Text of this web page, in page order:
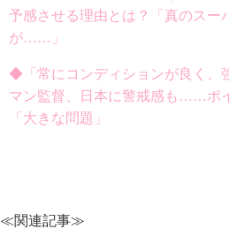
予感させる理由とは？「真のスー
が……」
◆「常にコンディションが良く、
マン監督、日本に警戒感も……ポ
「大きな問題」
≪関連記事≫